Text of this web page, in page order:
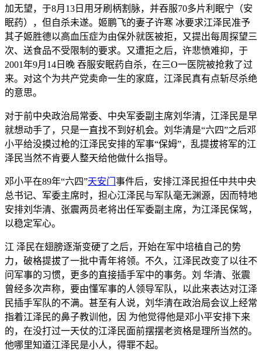
加无望，于8月13日用牙刷柄割脉，并吞服70多片利眠宁（安
眠药），但自杀未遂。姬鹏飞的妻子许寒 冰要求江泽民准予
其子姬胜德以高血压症为由保外就医被拒，又提出每周探望三
次、送食品不受限制的要求。又遭拒之后，许悲愤难抑，于
2001年9月14日晚 吞服安眠药自杀，在三O一医院被抢救了过
来。对这个为共产党卖命一生的家庭，江泽民真有点斩尽杀绝
的意思。
对于前中央政治局常委、中央军委副主席刘华清，江泽民是早
就想动手了，只是一直找不到好机会。刘华清是“六四”之后邓
小平给没摸过枪的江泽民安排的军事“保姆”，乱提拔将军的江
泽民当然不肯要人整天给他做什么指导。
邓小平在89年“六四”天安门 事件后，安排江泽民担任中共中央
总书记、军委主席时，担心江泽民与军队毫无渊源，因而特地
安排刘华清、张震两员老将出任军委副主席，为江泽民保驾，
以稳定军心。
江 泽民在翅膀逐渐变硬了之后，开始在军中培植自己的势
力，破格提拔了一批中青年将领。不久，江泽民改变了以往不
问军事的习惯，更多的直接插手军中的事务。刘 华清、张震
曾经多次声称，要由懂军事的人领导军队，以此来表达对江泽
民插手军队的不满。甚至有人说，刘华清在政治局会议上经常
指着江泽民的鼻子教训他，因 为他觉得他是邓小平安排下来
的，在没打过一天仗的江泽民面前摆摆老资格是理所当然的。
他哪里知道江泽民是小人，得罪不起。